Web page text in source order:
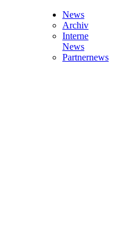
News
Archiv
Interne
News
Partnernews